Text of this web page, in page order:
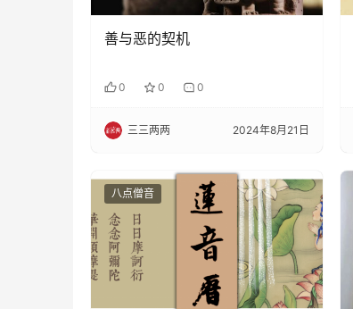
善与恶的契机
0 0 0
三三两两 2024年8月21日
八点僧音